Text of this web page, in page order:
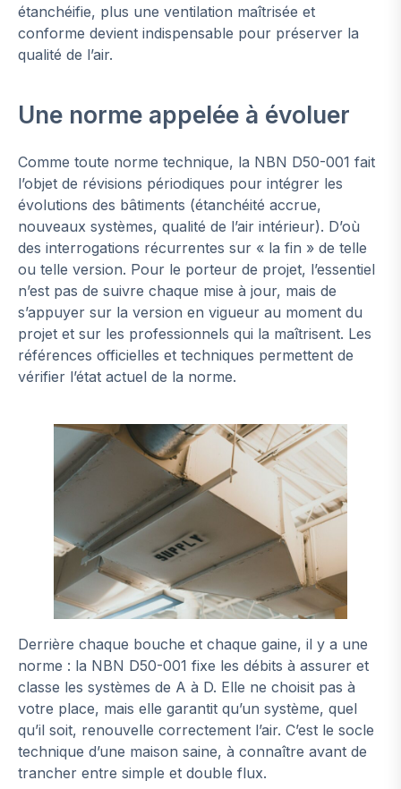
étanchéifie, plus une ventilation maîtrisée et
conforme devient indispensable pour préserver la
qualité de l’air.
Une norme appelée à évoluer
Comme toute norme technique, la NBN D50-001 fait
l’objet de révisions périodiques pour intégrer les
évolutions des bâtiments (étanchéité accrue,
nouveaux systèmes, qualité de l’air intérieur). D’où
des interrogations récurrentes sur « la fin » de telle
ou telle version. Pour le porteur de projet, l’essentiel
n’est pas de suivre chaque mise à jour, mais de
s’appuyer sur la version en vigueur au moment du
projet et sur les professionnels qui la maîtrisent. Les
références officielles et techniques permettent de
vérifier l’état actuel de la norme.
Derrière chaque bouche et chaque gaine, il y a une
norme : la NBN D50-001 fixe les débits à assurer et
classe les systèmes de A à D. Elle ne choisit pas à
votre place, mais elle garantit qu’un système, quel
qu’il soit, renouvelle correctement l’air. C’est le socle
technique d’une maison saine, à connaître avant de
trancher entre simple et double flux.